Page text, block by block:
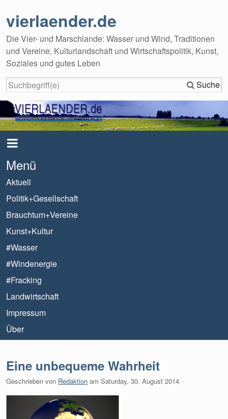
vierlaender.de
Die Vier- und Marschlande: Wasser und Wind, Traditionen
und Vereine, Kulturlandschaft und Wirtschaftspolitik, Kunst,
Soziales und gutes Leben
Suche
Menü
Aktuell
Politik+Gesellschaft
Brauchtum+Vereine
Kunst+Kultur
#Wasser
#Windenergie
#Fracking
Landwirtschaft
Impressum
Über
Eine unbequeme Wahrheit
Geschrieben von Redaktion am Saturday, 30. August 2014